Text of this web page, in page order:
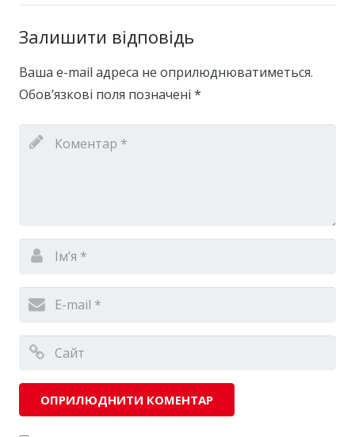
Залишити відповідь
Ваша e-mail адреса не оприлюднюватиметься.
Обов’язкові поля позначені *